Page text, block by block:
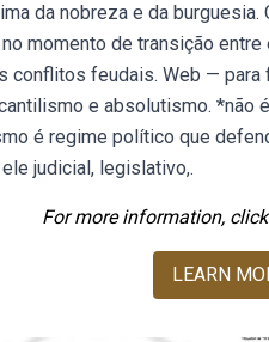
da nobreza e da
momento de transição
conflitos feudais. Web —
e absolutismo. *não
é regime político que
judicial, legislativo,.
For more information,
LEARN